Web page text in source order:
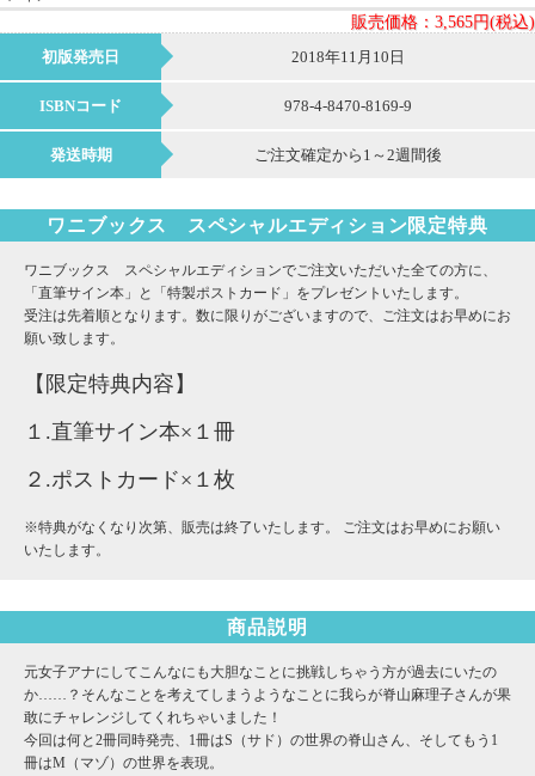
販売価格： 3,565円(税込)
初版発売日
2018年11月10日
ISBNコード 978-4-8470-8169-9
発送時期 ご注文確定から1～2週間後
ワニブックス スペシャルエディション限定特典
ワニブックス スペシャルエディションでご注文いただいた全ての方に、
「直筆サイン本」と「特製ポストカード」をプレゼントいたします。
受注は先着順となります。数に限りがございますので、ご注文はお早めにお
願い致します。
【限定特典内容】
１.直筆サイン本×１冊
２.ポストカード×１枚
※特典がなくなり次第、販売は終了いたします。 ご注文はお早めにお願い
いたします。
商品説明
元女子アナにしてこんなにも大胆なことに挑戦しちゃう方が過去にいたの
か……？そんなことを考えてしまうようなことに我らが脊山麻理子さんが果
敢にチャレンジしてくれちゃいました！
今回は何と2冊同時発売、1冊はS（サド）の世界の脊山さん、そしてもう1
冊はM（マゾ）の世界を表現。